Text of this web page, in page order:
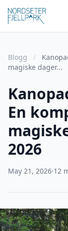
Blogg /
magiske dager...
En
2026
May 21, 2026·12